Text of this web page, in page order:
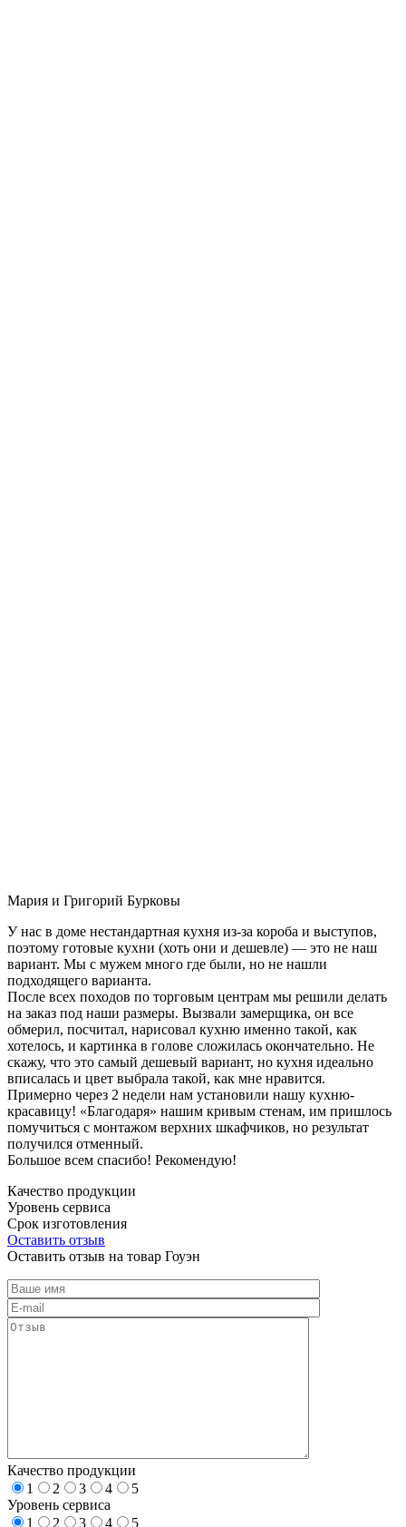
Мария и Григорий Бурковы
У нас в доме нестандартная кухня из-за короба и выступов,
поэтому готовые кухни (хоть они и дешевле) — это не наш
вариант. Мы с мужем много где были, но не нашли
подходящего варианта.
После всех походов по торговым центрам мы решили делать
на заказ под наши размеры. Вызвали замерщика, он все
обмерил, посчитал, нарисовал кухню именно такой, как
хотелось, и картинка в голове сложилась окончательно. Не
скажу, что это самый дешевый вариант, но кухня идеально
вписалась и цвет выбрала такой, как мне нравится.
Примерно через 2 недели нам установили нашу кухню-
красавицу! «Благодаря» нашим кривым стенам, им пришлось
помучиться с монтажом верхних шкафчиков, но результат
получился отменный.
Большое всем спасибо! Рекомендую!
Качество продукции
Уровень сервиса
Срок изготовления
Оставить отзыв
Оставить отзыв на товар Гоуэн
Качество продукции
1
2 3 4
5
Уровень сервиса
1
2 3 4
5